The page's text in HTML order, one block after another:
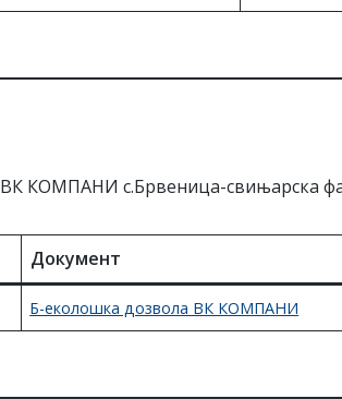
КОМПАНИ с.Брвеница-свињарска
Документ
Б-еколошка дозвола ВК КОМПАНИ